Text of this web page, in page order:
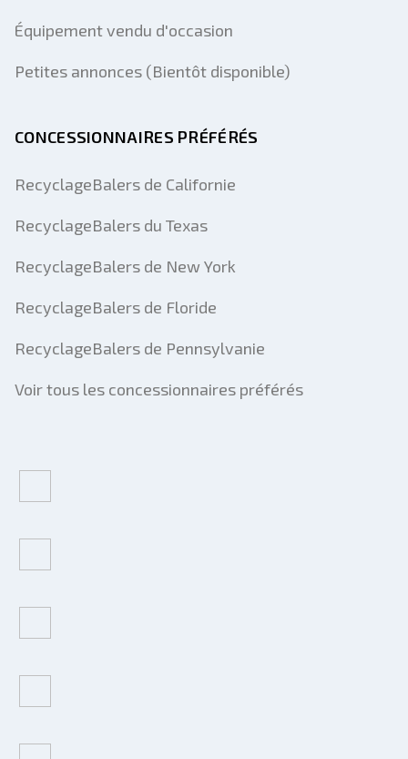
Équipement vendu d'occasion
Petites annonces (Bientôt disponible)
CONCESSIONNAIRES PRÉFÉRÉS
RecyclageBalers de Californie
RecyclageBalers du Texas
RecyclageBalers de New York
RecyclageBalers de Floride
RecyclageBalers de Pennsylvanie
Voir tous les concessionnaires préférés